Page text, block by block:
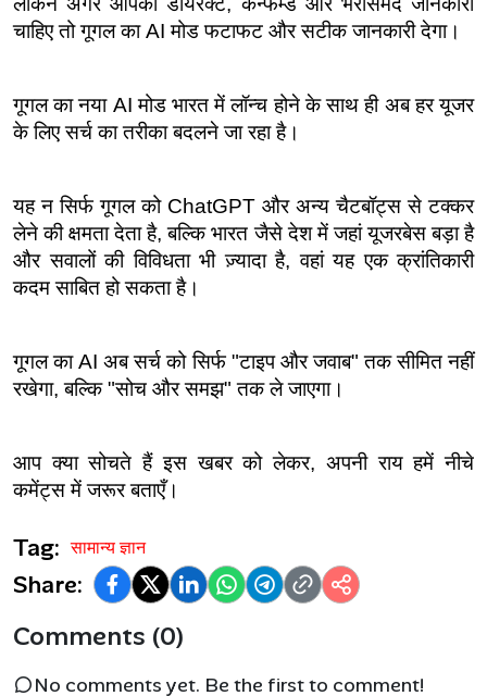
चाहिए तो गूगल का AI मोड फटाफट और सटीक जानकारी देगा।
गूगल का नया AI मोड भारत में लॉन्च होने के साथ ही अब हर यूजर
के लिए सर्च का तरीका बदलने जा रहा है।
यह न सिर्फ गूगल को ChatGPT और अन्य चैटबॉट्स से टक्कर
लेने की क्षमता देता है, बल्कि भारत जैसे देश में जहां यूजरबेस बड़ा है
और सवालों की विविधता भी ज़्यादा है, वहां यह एक क्रांतिकारी
कदम साबित हो सकता है।
गूगल का AI अब सर्च को सिर्फ "टाइप और जवाब" तक सीमित नहीं
रखेगा, बल्कि "सोच और समझ" तक ले जाएगा।
आप क्या सोचते हैं इस खबर को लेकर, अपनी राय हमें नीचे
कमेंट्स में जरूर बताएँ।
Tag: सामान्य ज्ञान
Share:
Comments (0)
No comments yet. Be the first to comment!